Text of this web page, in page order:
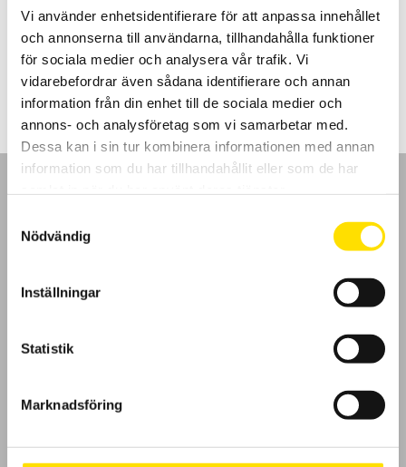
Vi använder enhetsidentifierare för att anpassa innehållet
och annonserna till användarna, tillhandahålla funktioner
för sociala medier och analysera vår trafik. Vi
vidarebefordrar även sådana identifierare och annan
information från din enhet till de sociala medier och
annons- och analysföretag som vi samarbetar med.
Dessa kan i sin tur kombinera informationen med annan
information som du har tillhandahållit eller som de har
Nödvändig
Inställningar
Statistik
Marknadsföring
KERN EOB är en praktisk och användarvänlig plattformsvåg med
maxkapacitet upp till 300 kg
2,290.00 kr –5,050.00krPrisintervall:
2,290.00 kr
till
5,050.00 kr
LÄS MER